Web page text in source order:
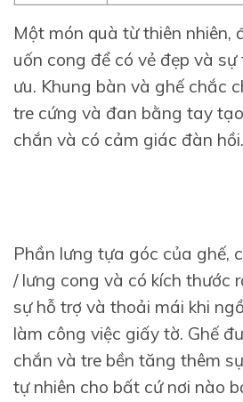
Một món quà từ thiên nhiên,
uốn cong để có vẻ đẹp và
ưu. Khung bàn và ghế chắc
tre cứng và đan bằng tay
chắn và có cảm giác đàn hồi.
Phần lưng tựa góc của ghế,
/ lưng cong và có kích thước
sự hỗ trợ và thoải mái khi
làm công việc giấy tờ. Ghế
chắn và tre bền tăng thêm
tự nhiên cho bất cứ nơi nào